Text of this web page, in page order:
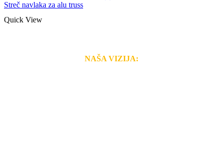
Streč navlaka za alu truss
Quick View
NAŠA VIZIJA: